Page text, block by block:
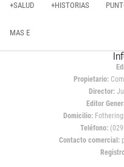
+SALUD +HISTORIAS
MAS E
Propietario:
Director:
Editor
Domicilio:
Teléfono:
Contacto comercial: